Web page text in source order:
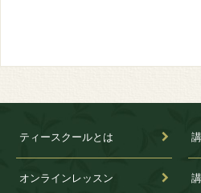
ティースクールとは
オンラインレッスン